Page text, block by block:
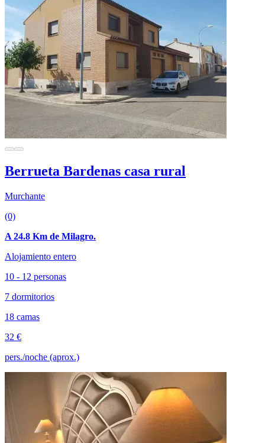
Berrueta Bardenas casa rural
Murchante
(0)
A 24.8 Km de Milagro.
Alojamiento entero
10 - 12 personas
7 dormitorios
18 camas
32 €
pers./noche (aprox.)